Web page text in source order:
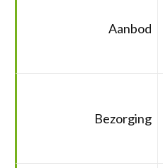
Aanbod
Bezorging